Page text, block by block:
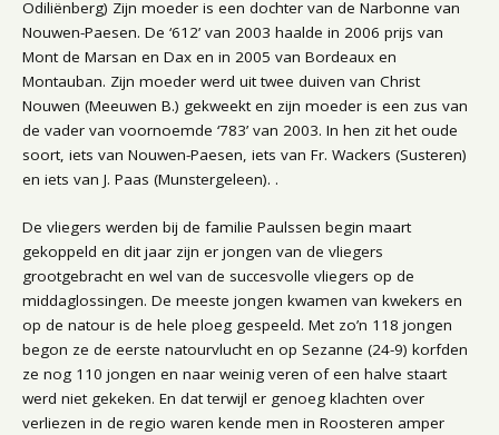
Odiliënberg) Zijn moeder is een dochter van de Narbonne van
Nouwen-Paesen. De ‘612’ van 2003 haalde in 2006 prijs van
Mont de Marsan en Dax en in 2005 van Bordeaux en
Montauban. Zijn moeder werd uit twee duiven van Christ
Nouwen (Meeuwen B.) gekweekt en zijn moeder is een zus van
de vader van voornoemde ‘783’ van 2003. In hen zit het oude
soort, iets van Nouwen-Paesen, iets van Fr. Wackers (Susteren)
en iets van J. Paas (Munstergeleen). .
De vliegers werden bij de familie Paulssen begin maart
gekoppeld en dit jaar zijn er jongen van de vliegers
grootgebracht en wel van de succesvolle vliegers op de
middaglossingen. De meeste jongen kwamen van kwekers en
op de natour is de hele ploeg gespeeld. Met zo’n 118 jongen
begon ze de eerste natourvlucht en op Sezanne (24-9) korfden
ze nog 110 jongen en naar weinig veren of een halve staart
werd niet gekeken. En dat terwijl er genoeg klachten over
verliezen in de regio waren kende men in Roosteren amper